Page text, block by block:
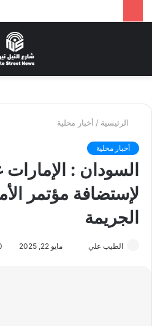
الرئيسية / أخبار محلية
أخبار محلية
السودان :
لإستضافة مؤتمر
الجريمة
الطيب علي مايو 22, 2025